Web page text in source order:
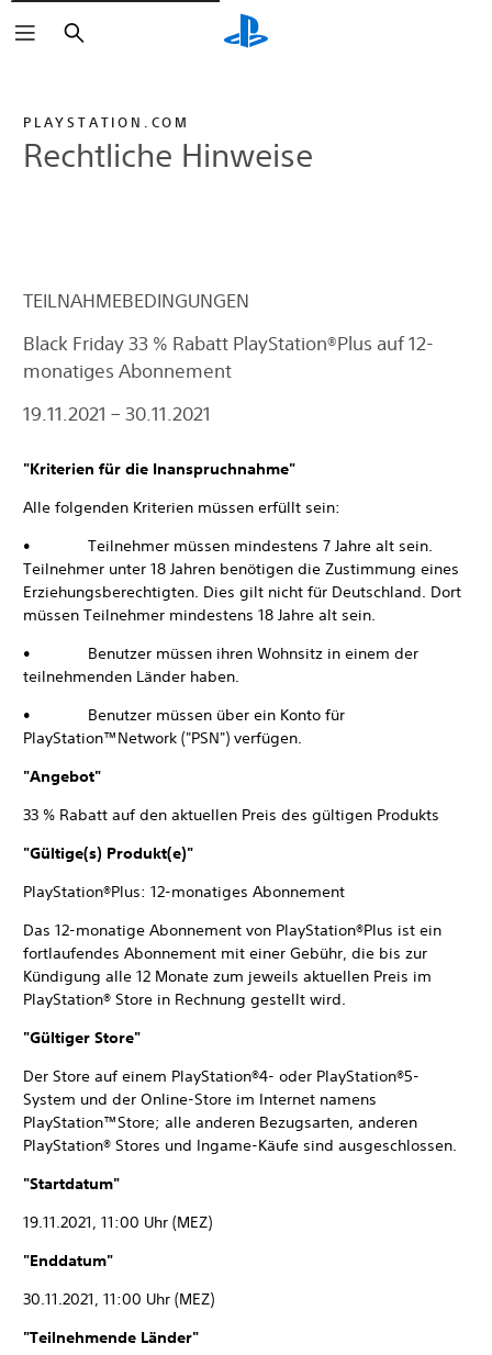
Suchen
PLAYSTATION.COM
Rechtliche Hinweise
TEILNAHMEBEDINGUNGEN
Black Friday 33 % Rabatt PlayStation®Plus auf 12-
monatiges Abonnement
19.11.2021 – 30.11.2021
"Kriterien für die Inanspruchnahme"
Alle folgenden Kriterien müssen erfüllt sein:
• Teilnehmer müssen mindestens 7 Jahre alt sein.
Teilnehmer unter 18 Jahren benötigen die Zustimmung eines
Erziehungsberechtigten. Dies gilt nicht für Deutschland. Dort
müssen Teilnehmer mindestens 18 Jahre alt sein.
• Benutzer müssen ihren Wohnsitz in einem der
teilnehmenden Länder haben.
• Benutzer müssen über ein Konto für
PlayStation™Network ("PSN") verfügen.
"Angebot"
33 % Rabatt auf den aktuellen Preis des gültigen Produkts
"Gültige(s) Produkt(e)"
PlayStation®Plus: 12-monatiges Abonnement
Das 12-monatige Abonnement von PlayStation®Plus ist ein
fortlaufendes Abonnement mit einer Gebühr, die bis zur
Kündigung alle 12 Monate zum jeweils aktuellen Preis im
PlayStation® Store in Rechnung gestellt wird.
"Gültiger Store"
Der Store auf einem PlayStation®4- oder PlayStation®5-
System und der Online-Store im Internet namens
PlayStation™Store; alle anderen Bezugsarten, anderen
PlayStation® Stores und Ingame-Käufe sind ausgeschlossen.
"Startdatum"
19.11.2021, 11:00 Uhr (MEZ)
"Enddatum"
30.11.2021, 11:00 Uhr (MEZ)
"Teilnehmende Länder"